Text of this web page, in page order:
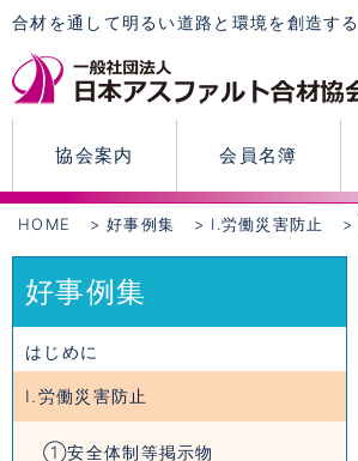
合材を通して明るい道路と環境を創造する
協会案内 会員名簿
HOME 好事例集 Ⅰ.労働災害防止
好事例集
はじめに
Ⅰ.労働災害防止
①安全体制等掲示物